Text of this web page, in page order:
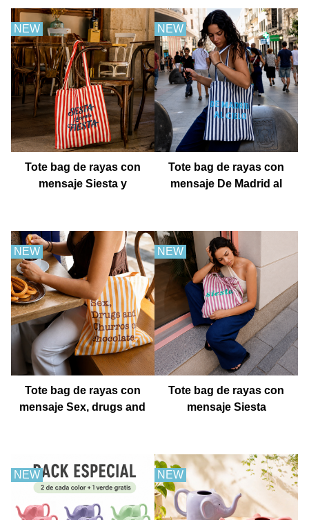
NEW
Tote bag de rayas con
mensaje Siesta y
NEW
Tote bag de rayas con
mensaje De Madrid al
NEW
Tote bag de rayas con
mensaje Sex, drugs and
NEW
Tote bag de rayas con
mensaje Siesta
NEW NEW